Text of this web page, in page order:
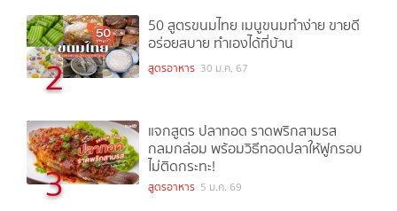
2
50 สูตรขนมไทย เมนูขนมทำง่าย ขายดี
อร่อยสบาย ทำเองได้ที่บ้าน
สูตรอาหาร 30 ม.ค. 67
3
แจกสูตร ปลาทอด ราดพริกสามรส
กลมกล่อม พร้อมวิธีทอดปลาให้ฟูกรอบ
ไม่ติดกระทะ!
สูตรอาหาร 5 ม.ค. 69